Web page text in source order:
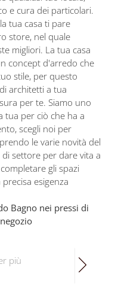
e cura dei particolari.
tua casa ti pare
store, nel quale
migliori. La tua casa
concept d'arredo che
stile, per questo
architetti a tua
per te. Siamo uno
tua per ciò che ha a
scegli noi per
le varie novità del
settore per dare vita a
gli spazi
esigenza
Bagno nei pressi di
più